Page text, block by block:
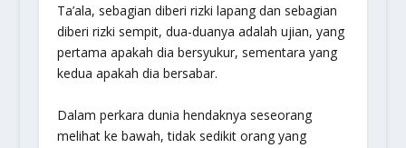
Ta’ala, sebagian diberi rizki lapang dan sebagian
diberi rizki sempit, dua-duanya adalah ujian, yang
pertama apakah dia bersyukur, sementara yang
kedua apakah dia bersabar.
Dalam perkara dunia hendaknya seseorang
melihat ke bawah, tidak sedikit orang yang